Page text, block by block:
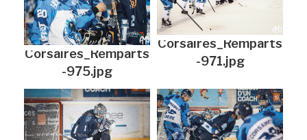
Corsaires_Remparts
-975.jpg
Corsaires_Remparts
-971.jpg